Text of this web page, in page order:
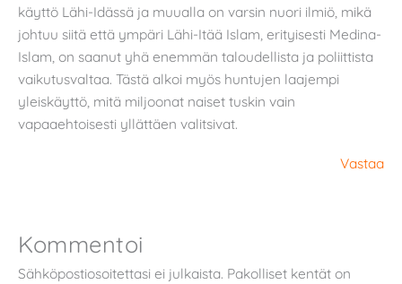
käyttö Lähi-Idässä ja muualla on varsin nuori ilmiö, mikä
johtuu siitä että ympäri Lähi-Itää Islam, erityisesti Medina-
Islam, on saanut yhä enemmän taloudellista ja poliittista
vaikutusvaltaa. Tästä alkoi myös huntujen laajempi
yleiskäyttö, mitä miljoonat naiset tuskin vain
vapaaehtoisesti yllättäen valitsivat.
Vastaa
Kommentoi
Sähköpostiosoitettasi ei julkaista. Pakolliset kentät on